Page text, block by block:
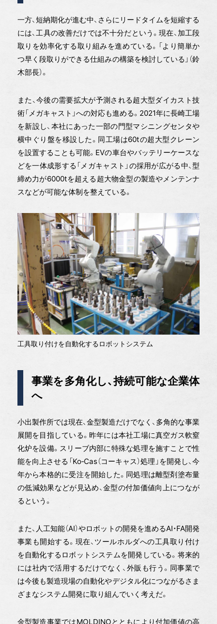
一方、短納期化が進む中、さらにリードタイムを短縮する
には、工具の改善だけでは不十分だという。現在、加工段
取りを効率化する取り組みを進めている。「より簡単か
つ早く段取りができる仕組みの構築を検討している」（鈴
木部長）。
また、今後の需要拡大が予測される超大型ダイカスト技
術「メガキャスト」への対応も進める。2021年に長崎工場
を新設し、本社にあった一部の門型マシニングセンタや
横中ぐり盤を移設した。同工場は60tの超大型クレーン
を設置することも可能。EVの車台やバッテリーケースな
どを一体成形する「メガキャスト」の採用が広がる中、型
締め力が6000tを超える超大物金型の製造やメンテンナ
スなどが可能な体制を整えている。
工具取り付けを自動化するロボットシステム
事業を多角化し、持続可能な企業体
へ
小出製作所では現在、金型製造だけでなく、多角的な事業
展開を目指している。昨年には本社工場に真空ガス軟窒
化炉を設備。スリーブ内部に特殊な処理を施すことで性
能を向上させる「Ko‐Cas（コーキャス）処理」を開発し、今
年から本格的に受注を開始した。同処理は離型剤塗布量
の低減効果などが見込め、金型の付加価値向上につなが
るという。
また、人工知能（AI）やロボットの開発を進めるAI・FA開発
事業も開始する。現在、ツールホルダへの工具取り付け
を自動化するロボットシステムを開発している。将来的
には社内で活用するだけでなく、外販も行う。同事業で
は今後も製造現場の自動化やデジタル化につながるさま
ざまなシステム開発に取り組んでいく考えだ。
金型製造事業ではMOLDINOとともにより付加価値の高